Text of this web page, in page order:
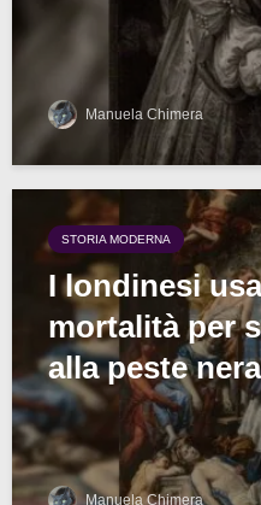
Manuela Chimera
STORIA MODERNA
I londinesi
mortalità per
alla peste
Manuela Chimera